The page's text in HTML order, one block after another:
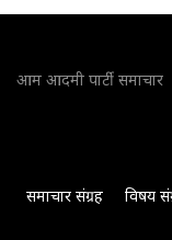
आम आदमी पार्टी समाचार
समाचार संग्रह विषय